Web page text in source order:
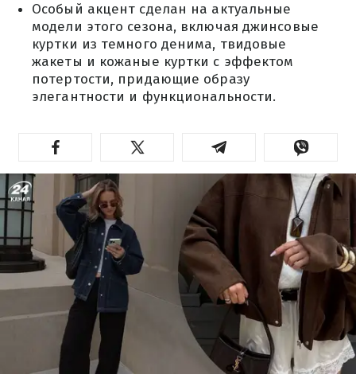
Особый акцент сделан на актуальные
модели этого сезона, включая джинсовые
куртки из темного денима, твидовые
жакеты и кожаные куртки с эффектом
потертости, придающие образу
элегантности и функциональности.